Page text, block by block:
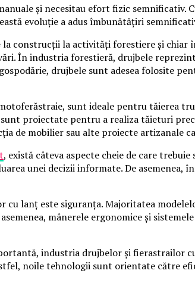
și necesitau efort fizic
evoluție a adus îmbunătățiri
construcții la activități forestiere și
În industria forestieră, drujbele
drujbele sunt adesea folosite
sunt ideale pentru tăierea
proiectate pentru a realiza tăieturi
de mobilier sau alte proiecte artizanale
, există câteva aspecte cheie de care
unei decizii informate. De
lanț este siguranța. Majoritatea
mânerele ergonomice și
industria drujbelor și fierastrailor
noile tehnologii sunt orientate către